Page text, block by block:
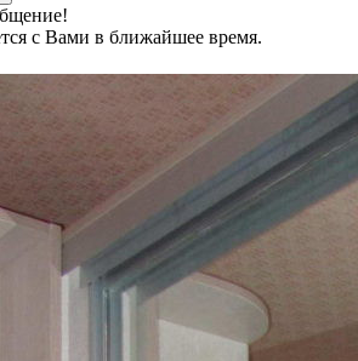
с Вами в ближайшее время.